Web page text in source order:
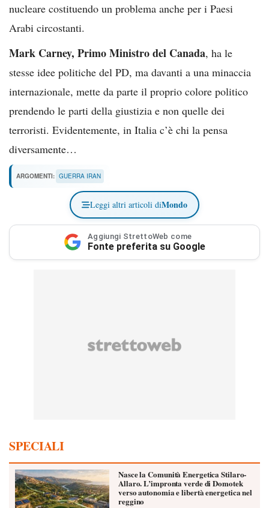
nucleare costituendo un problema anche per i Paesi
Arabi circostanti.
Mark Carney, Primo Ministro del Canada, ha le
stesse idee politiche del PD, ma davanti a una minaccia
internazionale, mette da parte il proprio colore politico
prendendo le parti della giustizia e non quelle dei
terroristi. Evidentemente, in Italia c’è chi la pensa
diversamente…
ARGOMENTI: GUERRA IRAN
Leggi altri articoli diMondo
Aggiungi StrettoWeb come
Fonte preferita su Google
SPECIALI
Nasce la Comunità Energetica Stilaro-
Allaro. L’impronta verde di Domotek
verso autonomia e libertà energetica nel
reggino